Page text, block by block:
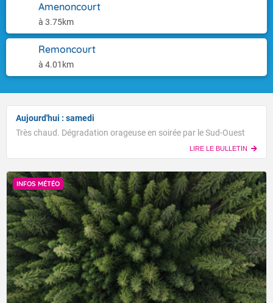
Amenoncourt
à 3.75km
Remoncourt
à 4.01km
Aujourd'hui : samedi
Très chaud. Dégradation orageuse en soirée par le Sud-Ouest
LIRE LE BULLETIN
INFOS MÉTÉO